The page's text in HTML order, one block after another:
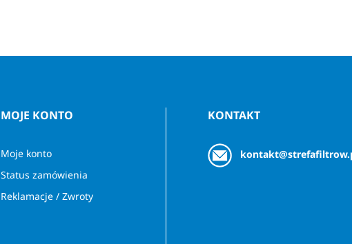
MOJE KONTO
Moje konto
Status zamówienia
Reklamacje / Zwroty
KONTAKT